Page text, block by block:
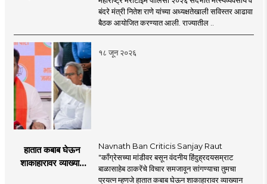
प्रस्ताव
बंदरे मंत्री नितेश राणे यांच्या अध्यक्षतेखाली सविस्तर आढावा
बैठक आयोजित करण्यात आली. राज्यातील ..
१८ जून २०२६
हातात कबाब घेऊन
शाकाहारावर व्याख्यान
Navnath Ban Criticis Sanjay Raut
"काँग्रेसच्या मांडीवर बसून वंदनीय हिंदुह्रदयसम्राट
बाळासाहेब ठाकरेंचे विचार समजावून सांगण्याचा तुमचा
प्रयत्न म्हणजे हातात कबाब घेऊन शाकाहारावर व्याख्यान